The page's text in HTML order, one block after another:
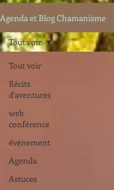
Agenda et Blog Chamanisme
Tout voir
Récits
d'aventures
web
conférence
événement
Agenda
Astuces
Tout voir